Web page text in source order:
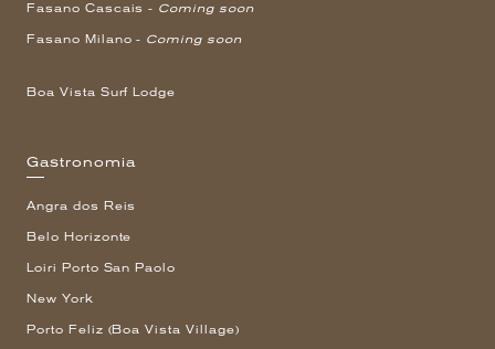
Fasano Cascais - Coming soon
Fasano Milano - Coming soon
Boa Vista Surf Lodge
Gastronomia
Angra dos Reis
Belo Horizonte
Loiri Porto San Paolo
New York
Porto Feliz (Boa Vista Village)